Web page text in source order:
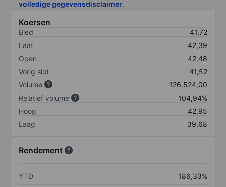
volledige gegevensdisclaimer.
Koersen
Bied
41,72
Laat
42,39
Open
42,48
Vorig slot
41,52
Volume
126.524,00
Relatief volume
104,94%
Hoog
42,95
Laag
39,68
Rendement
YTD
186,33%